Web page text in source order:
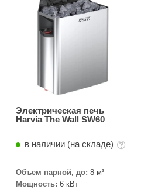
Электрическая печь
Harvia The Wall SW60
в наличии (на складе)
Объем парной, до: 8 м³
Мощность: 6 кВт